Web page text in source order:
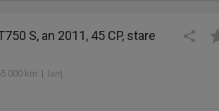
S, an 2011, 45 CP, stare
km | lanț